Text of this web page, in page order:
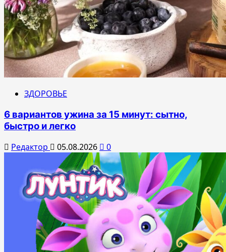
ЗДОРОВЬЕ
6 вариантов ужина за 15 минут: сытно,
быстро и легко
Редактор 05.08.2026 0